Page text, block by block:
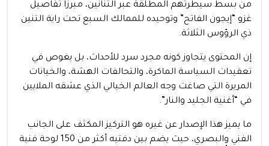
من بسط سيطرتهم المطلقة عبر التنانين، مبرزاً تفاصيل
غزو “إيجون الفاتح” وتوحيده للممالك السبع تحت راية التنين
ذي الرؤوس الثلاثة.
إن المحتوى يتجاوز كونه مجرد سرد للأحداث، بل يغوص في
تعقيدات السياسة الماكرة، والتحالفات الهشة، والخيانات
المريرة التي صاغت وجه العالم الخيالي الذي عشقه الملايين
في “أغنية الجليد والنار”.
ما يميز هذا الإصدار عن غيره هو التركيز المكثف على الجانب
الفني والبصري، حيث يضم بين دفتيه أكثر من 150 لوحة فنية